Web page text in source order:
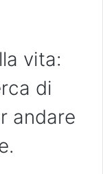
vita:
di
andare